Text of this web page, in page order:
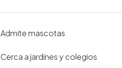
Admite mascotas
Cerca a jardines y colegios